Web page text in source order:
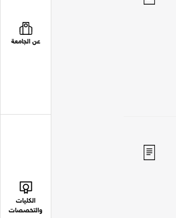
عن الجامعة
الكليات
والتخصصات